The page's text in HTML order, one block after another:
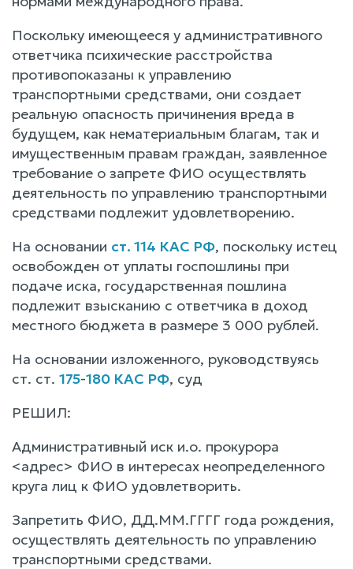
Поскольку имеющееся у административного
ответчика психические расстройства
противопоказаны к управлению
транспортными средствами, они создает
реальную опасность причинения вреда в
будущем, как нематериальным благам, так и
имущественным правам граждан, заявленное
требование о запрете ФИО осуществлять
деятельность по управлению транспортными
средствами подлежит удовлетворению.
На основании ст. 114 КАС РФ, поскольку истец
освобожден от уплаты госпошлины при
подаче иска, государственная пошлина
подлежит взысканию с ответчика в доход
местного бюджета в размере 3 000 рублей.
На основании изложенного, руководствуясь
ст. ст. 175-180 КАС РФ, суд
РЕШИЛ:
Административный иск и.о. прокурора
<адрес> ФИО в интересах неопределенного
круга лиц к ФИО удовлетворить.
Запретить ФИО, ДД.ММ.ГГГГ года рождения,
осуществлять деятельность по управлению
транспортными средствами.